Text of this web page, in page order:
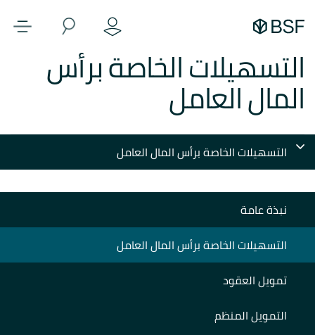
التسهيلات الخاصة برأس
المال العامل
التسهيلات الخاصة برأس المال العامل
نبذة عامة
التسهيلات الخاصة برأس المال العامل
تمويل العقود
التمويل المنظم